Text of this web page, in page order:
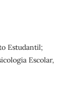
Estudantil;
Escolar,